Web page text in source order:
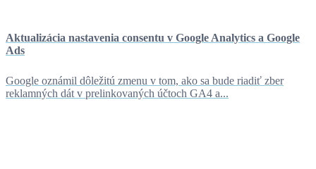
Aktualizácia nastavenia consentu v Google Analytics a Google
Ads
Google oznámil dôležitú zmenu v tom, ako sa bude riadiť zber
reklamných dát v prelinkovaných účtoch GA4 a...